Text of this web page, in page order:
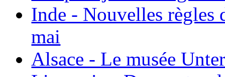
Inde - Nouvelles règles
mai
Alsace - Le musée